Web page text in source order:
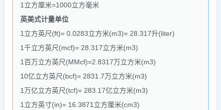
1立方厘米=1000立方毫米
英美式计量单位
1立方英尺(ft)= 0.0283立方米(m3)= 28.317升(liter)
1千立方英尺(mcf)= 28.317立方米(m3)
1百万立方英尺(MMcf)=2.8317万立方米(m3)
10亿立方英尺(bcf)= 2831.7万立方米(m3)
1万亿立方英尺(tcf)= 283.17亿立方米(m3)
1立方英寸(in)= 16.3871立方厘米(cm3)